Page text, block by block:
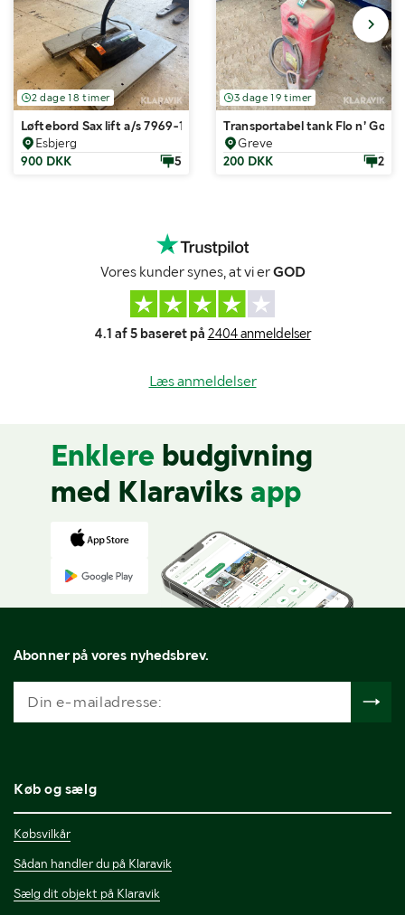
2 dage 18 timer
Løftebord Sax lift a/s 7969-1
Esbjerg
900 DKK
5
3 dage 19 timer
Transportabel tank Flo n’ Go
Greve
200 DKK
2
Vores kunder synes, at vi erGOD
4.1 af 5 baseret på 2404 anmeldelser
Læs anmeldelser
Enklere budgivning
med Klaraviks app
Abonner på vores nyhedsbrev.
Køb og sælg
Købsvilkår
Sådan handler du på Klaravik
Sælg dit objekt på Klaravik